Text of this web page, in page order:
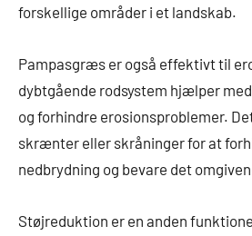
forskellige områder i et landskab.
Pampasgræs er også effektivt til
dybtgående rodsystem hjælper
og forhindre erosionsproblemer.
skrænter eller skråninger for at
nedbrydning og bevare det
Støjreduktion er en anden